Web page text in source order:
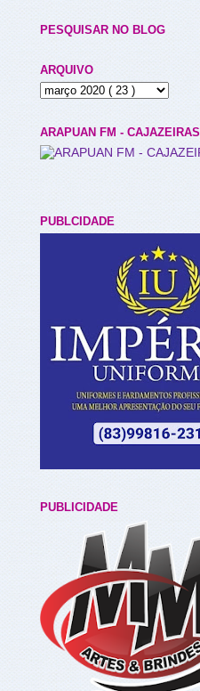
PESQUISAR NO BLOG
ARQUIVO
ARAPUAN FM - CAJAZEIRAS
PUBLCIDADE
PUBLICIDADE